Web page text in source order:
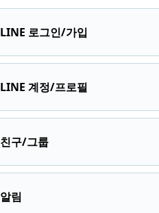
LINE 로그인/가입
LINE 계정/프로필
친구/그룹
알림